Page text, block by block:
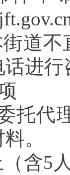
道
进行
托
。
（含5